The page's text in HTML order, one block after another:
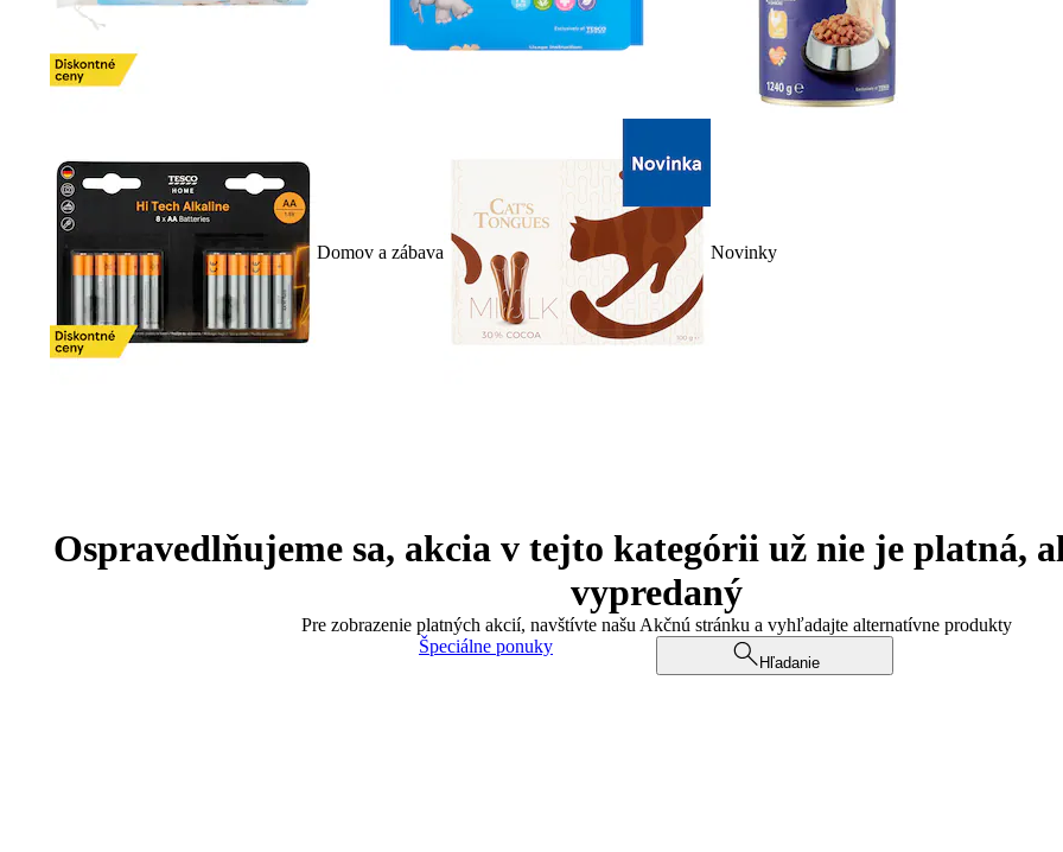
Domov a zábava Novinky
Ospravedlňujeme sa, akcia v tejto kategórii už nie je platná,
vypredaný
Pre zobrazenie platných akcií, navštívte našu Akčnú stránku a vyhľadajte alternatívne produkty
Špeciálne ponuky
Hľadanie